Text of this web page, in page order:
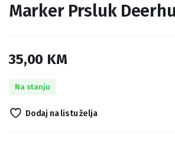
Marker Prsluk
35,00 KM
Na stanju
Dodaj na listu želja